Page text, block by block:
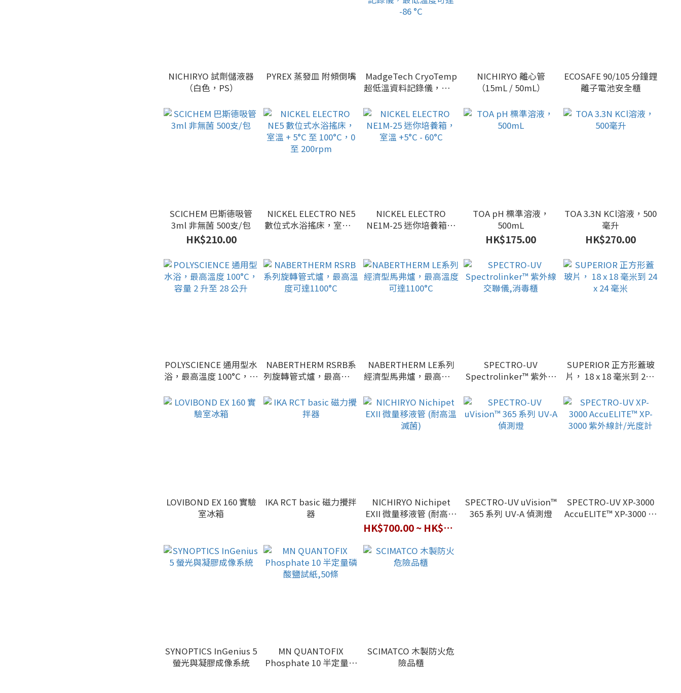
NICHIRYO 試劑儲液器
（白色，PS）
PYREX 蒸發皿 附傾倒嘴
MadgeTech CryoTemp
超低溫資料記錄儀，最低
NICHIRYO 離心管
（15mL / 50mL）
ECOSAFE 90/105 分鐘鋰
離子電池安全櫃
SCICHEM 巴斯德吸管
3ml 非無菌 500支/包
HK$210.00
NICKEL ELECTRO NE5
數位式水浴搖床，室溫 +
NICKEL ELECTRO
NE1M-25 迷你培養箱，
TOA pH 標準溶液，
500mL
HK$175.00
TOA 3.3N KCl溶液，500
毫升
HK$270.00
POLYSCIENCE 通用型水
浴，最高溫度 100°C，容
NABERTHERM RSRB系
列旋轉管式爐，最高溫度
NABERTHERM LE系列
經濟型馬弗爐，最高溫度
SPECTRO-UV
Spectrolinker™ 紫外線
SUPERIOR 正方形蓋玻
片， 18 x 18 毫米到 24 x
LOVIBOND EX 160 實驗
室冰箱
IKA RCT basic 磁力攪拌
器
NICHIRYO Nichipet
EXII 微量移液管 (耐高溫
滅菌)
HK$700.00 ~ HK$860.00
SPECTRO-UV uVision™
365 系列 UV-A 偵測燈
SPECTRO-UV XP-3000
AccuELITE™ XP-3000 紫
SYNOPTICS InGenius 5
螢光與凝膠成像系統
MN QUANTOFIX
Phosphate 10 半定量磷
SCIMATCO 木製防火危
險品櫃